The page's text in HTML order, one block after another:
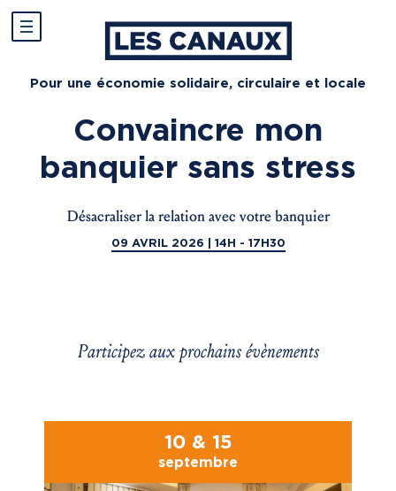
Pour une économie solidaire, circulaire et locale
Convaincre mon
banquier sans stress
Désacraliser la relation avec votre banquier
09 AVRIL 2026 | 14H - 17H30
Participez aux prochains évènements
10 & 15
septembre